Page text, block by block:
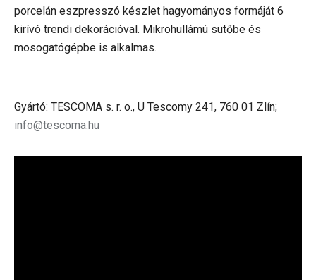
porcelán eszpresszó készlet hagyományos formáját 6
kirívó trendi dekorációval. Mikrohullámú sütőbe és
mosogatógépbe is alkalmas.
Gyártó: TESCOMA s. r. o., U Tescomy 241, 760 01 Zlín;
info@tescoma.hu